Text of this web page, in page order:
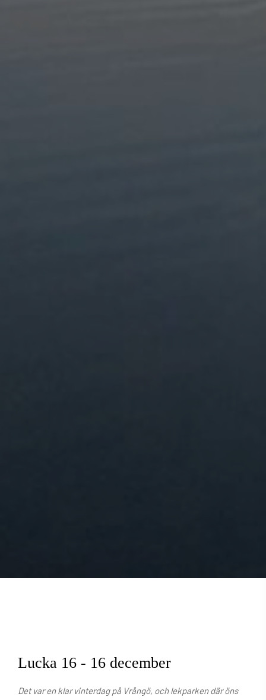
Lucka 16 - 16 december
Det var en klar vinterdag på Vrångö, och lekparken där öns